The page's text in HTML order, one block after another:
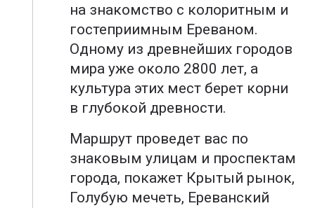
на знакомство с колоритным и
гостеприимным Ереваном.
Одному из древнейших городов
мира уже около 2800 лет, а
культура этих мест берет корни
в глубокой древности.
Маршрут проведет вас по
знаковым улицам и проспектам
города, покажет Крытый рынок,
Голубую мечеть, Ереванский